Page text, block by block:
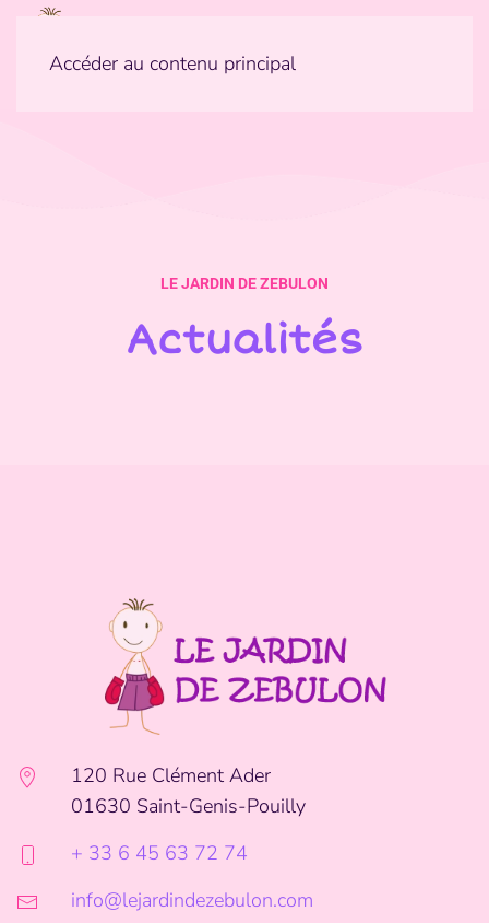
Accéder au contenu principal
LE JARDIN DE ZEBULON
Actualités
120 Rue Clément Ader
01630 Saint-Genis-Pouilly
+ 33 6 45 63 72 74
info@lejardindezebulon.com